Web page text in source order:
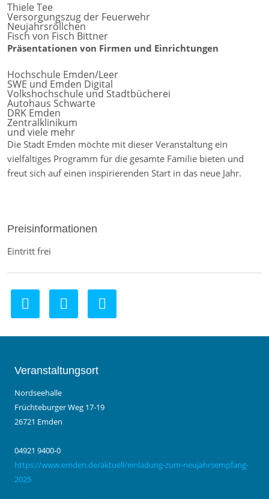
Thiele Tee
Versorgungszug der Feuerwehr
Neujahrsröllchen
Fisch von Fisch Bittner
Präsentationen von Firmen und Einrichtungen
Hochschule Emden/Leer
SWE und Emden Digital
Volkshochschule und Stadtbücherei
Autohaus Schwarte
DRK Emden
Zentralklinikum
und viele mehr
Die Stadt Emden möchte mit dieser Veranstaltung ein
vielfältiges Programm für die gesamte Familie bieten und
freut sich auf einen inspirierenden Start in das neue Jahr.
Preisinformationen
Eintritt frei
Veranstaltungsort
Nordseehalle
Früchteburger Weg 17-19
26721 Emden
04921 9400-0
https://www.emden.de/aktuell/einladung-zum-neujahrsempfang-
2025